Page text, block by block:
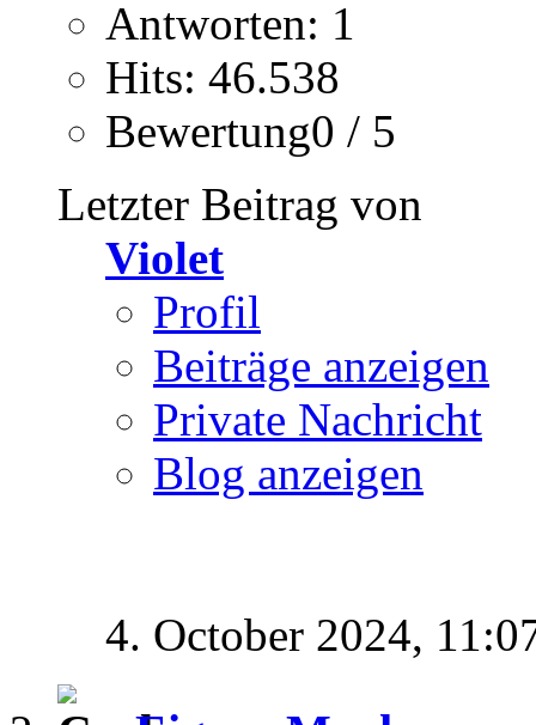
Antworten: 1
Hits: 46.538
Bewertung0 / 5
Letzter Beitrag von
Violet
Profil
Beiträge anzeigen
Private Nachricht
Blog anzeigen
4. October 2024,